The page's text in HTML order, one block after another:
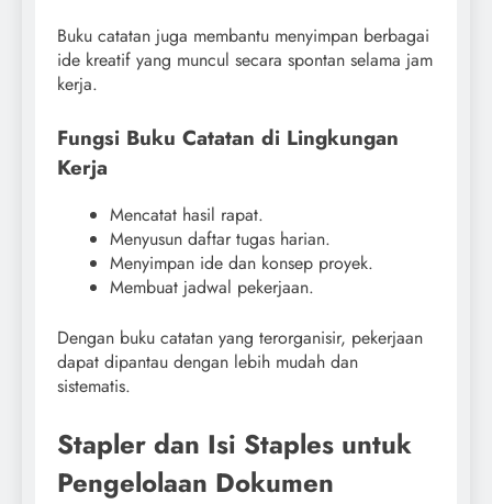
Buku catatan juga membantu menyimpan berbagai
ide kreatif yang muncul secara spontan selama jam
kerja.
Fungsi Buku Catatan di Lingkungan
Kerja
Mencatat hasil rapat.
Menyusun daftar tugas harian.
Menyimpan ide dan konsep proyek.
Membuat jadwal pekerjaan.
Dengan buku catatan yang terorganisir, pekerjaan
dapat dipantau dengan lebih mudah dan
sistematis.
Stapler dan Isi Staples untuk
Pengelolaan Dokumen